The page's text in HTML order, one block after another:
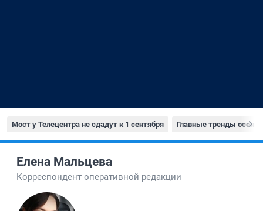
Мост у Телецентра не сдадут к 1 сентября Главные тренды осени
Елена Мальцева
Корреспондент оперативной редакции